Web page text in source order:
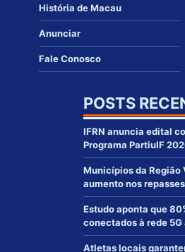
História de Macau
Anunciar
Fale Conosco
POSTS
IFRN anuncia edital
Programa PartiuIF
Municípios da Região
aumento nos
Estudo aponta que
conectados à rede
Atletas locais